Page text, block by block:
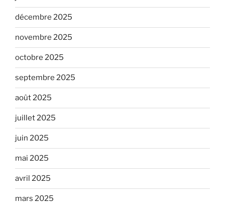
décembre 2025
novembre 2025
octobre 2025
septembre 2025
août 2025
juillet 2025
juin 2025
mai 2025
avril 2025
mars 2025